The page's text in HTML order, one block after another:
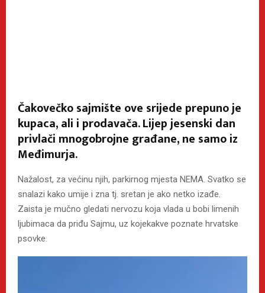
Čakovečko sajmište ove srijede prepuno je
kupaca, ali i prodavača. Lijep jesenski dan
privlači mnogobrojne građane, ne samo iz
Međimurja.
Nažalost, za većinu njih, parkirnog mjesta NEMA. Svatko se
snalazi kako umije i zna tj. sretan je ako netko izađe.
Zaista je mučno gledati nervozu koja vlada u bobi limenih
ljubimaca da priđu Sajmu, uz kojekakve poznate hrvatske
psovke.